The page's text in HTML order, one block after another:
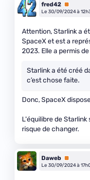
fred42 Premium
Le 30/09/2024 à
Attention, Starlink a
SpaceX et est a
2023. Elle a permis
Starlink a été créé
c’est chose faite.
Donc, SpaceX
L'équilibre de Starlink
risque de changer.
Daweb
Premium
Le 30/09/2024 à